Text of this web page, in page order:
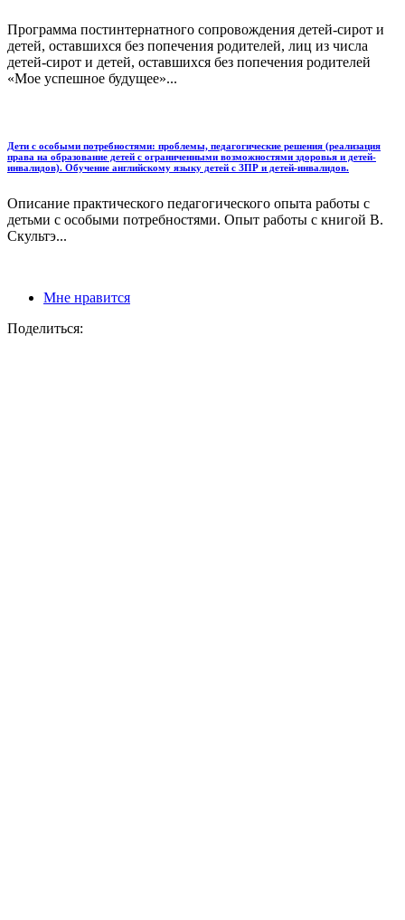
Программа постинтернатного сопровождения детей-сирот и
детей, оставшихся без попечения родителей, лиц из числа
детей-сирот и детей, оставшихся без попечения родителей
«Мое успешное будущее»...
Дети с особыми потребностями: проблемы, педагогические решения (реализация
права на образование детей с ограниченными возможностями здоровья и детей-
инвалидов). Обучение английскому языку детей с ЗПР и детей-инвалидов.
Описание практического педагогического опыта работы с
детьми с особыми потребностями. Опыт работы с книгой В.
Скультэ...
Мне нравится
Поделиться: